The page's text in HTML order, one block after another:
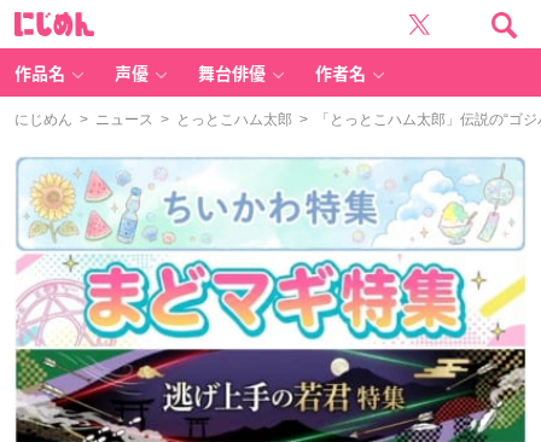
作品名 声優 舞台俳優 作者名
にじめん > ニュース > とっとこハム太郎 > 「とっとこハム太郎」伝説の“ゴ